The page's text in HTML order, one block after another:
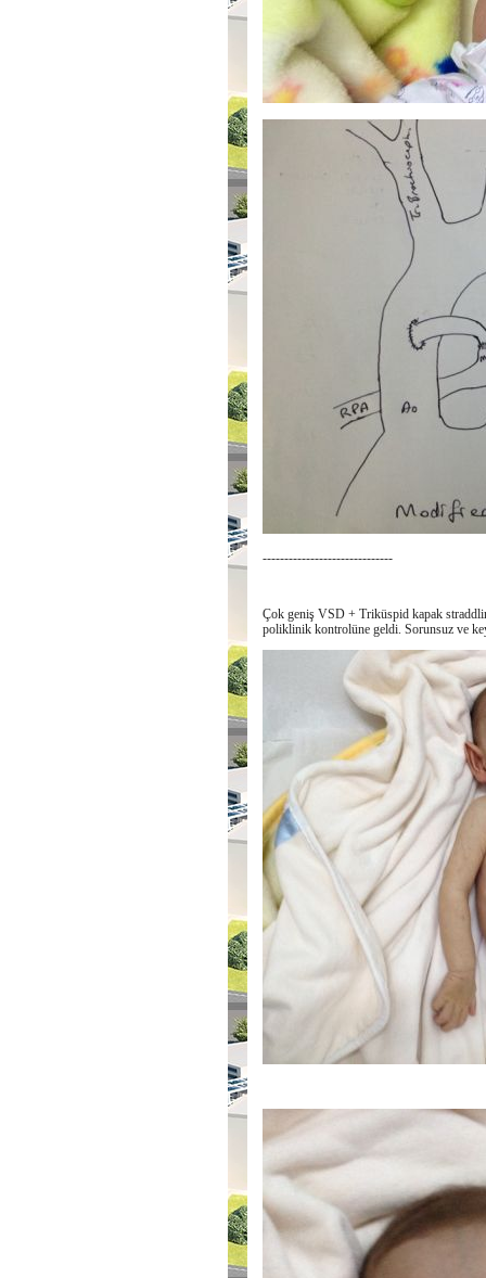
------------------------------
Çok geniş VSD + Triküspid kapak
poliklinik kontrolüne geldi. Sorunsuz ve